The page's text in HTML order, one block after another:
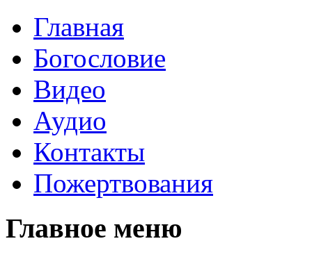
Главная
Богословие
Видео
Аудио
Контакты
Пожертвования
Главное меню